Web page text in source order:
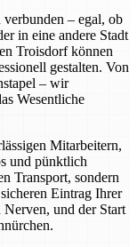
– egal, ob
in eine andere Stadt
Troisdorf können
gestalten. Von
– wir
Wesentliche
Mitarbeitern,
und pünktlich
Transport, sondern
Eintrag Ihrer
und der Start